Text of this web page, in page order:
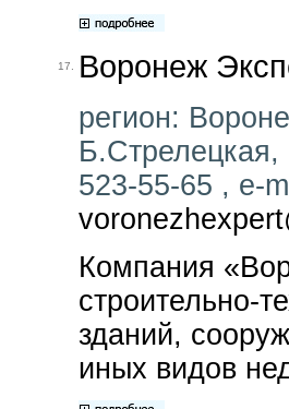
17. Воронеж
регион:
523-55-65 , e-
Компания
строительно-
зданий,
иных видов